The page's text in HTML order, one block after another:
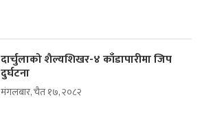
दार्चुलाको शैल्यशिखर-४ काँडापारीमा जिप
दुर्घटना
मंगलबार, चैत १७, २०८२